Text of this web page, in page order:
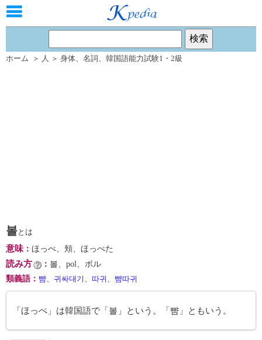
ホーム ＞ 人 ＞ 身体、 名詞 、 韓国語能力試験1・2級
볼とは
意味： ほっぺ、頬、ほっぺた
読み方 ： 볼、pol、ボル
類義語 ： 뺨、 귀싸대기 、 따귀 、 뺨따귀
「ほっぺ」は韓国語で「볼」という。「뺨」ともいう。